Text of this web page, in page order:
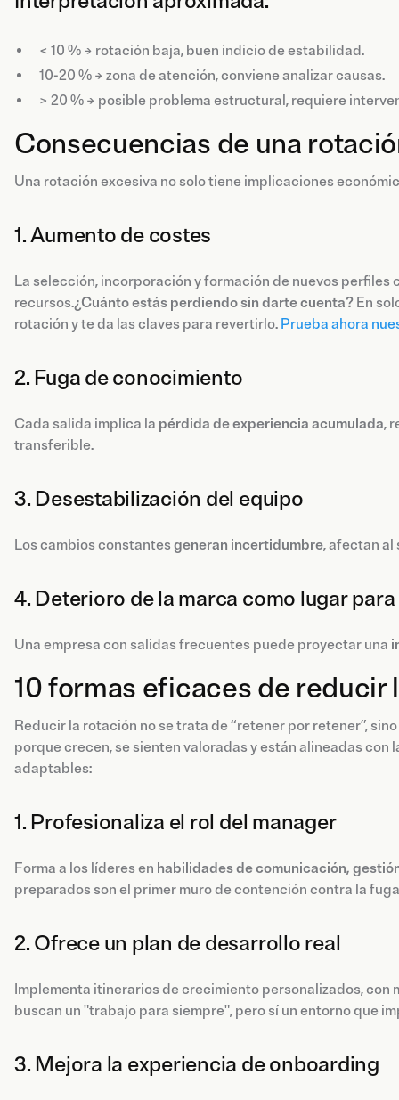
< 10 % → rotación baja, buen indicio de estabilidad.
10-20 % → zona de atención, conviene analizar causas.
> 20 % → posible problema estructural, requiere
Consecuencias de una
Una rotación excesiva no solo tiene implicaciones
1. Aumento de costes
La selección, incorporación y formación de nuevos perfiles
recursos.¿Cuánto estás perdiendo sin darte cuenta? En
rotación y te da las claves para revertirlo. Prueba ahora
2. Fuga de conocimiento
Cada salida implica la pérdida de experiencia acumulada,
transferible.
3. Desestabilización del equipo
Los cambios constantes generan incertidumbre, afectan al
4. Deterioro de la marca como lugar
Una empresa con salidas frecuentes puede proyectar una
10 formas eficaces de reducir
Reducir la rotación no se trata de “retener por retener”,
porque crecen, se sienten valoradas y están alineadas
adaptables:
1. Profesionaliza el rol del manager
Forma a los líderes en habilidades de comunicación,
preparados son el primer muro de contención contra la
2. Ofrece un plan de desarrollo real
Implementa itinerarios de crecimiento personalizados,
buscan un "trabajo para siempre", pero sí un entorno que
3. Mejora la experiencia de onboarding